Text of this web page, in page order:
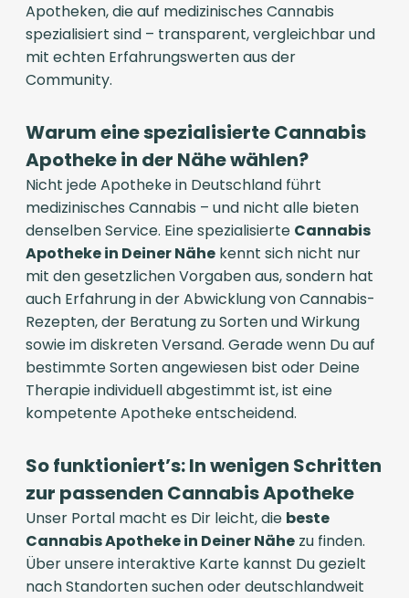
Apotheken, die auf medizinisches Cannabis
spezialisiert sind – transparent, vergleichbar und
mit echten Erfahrungswerten aus der
Community.
Warum eine spezialisierte Cannabis
Apotheke in der Nähe wählen?
Nicht jede Apotheke in Deutschland führt
medizinisches Cannabis – und nicht alle bieten
denselben Service. Eine spezialisierte Cannabis
Apotheke in Deiner Nähe kennt sich nicht nur
mit den gesetzlichen Vorgaben aus, sondern hat
auch Erfahrung in der Abwicklung von Cannabis-
Rezepten, der Beratung zu Sorten und Wirkung
sowie im diskreten Versand. Gerade wenn Du auf
bestimmte Sorten angewiesen bist oder Deine
Therapie individuell abgestimmt ist, ist eine
kompetente Apotheke entscheidend.
So funktioniert’s: In wenigen Schritten
zur passenden Cannabis Apotheke
Unser Portal macht es Dir leicht, die beste
Cannabis Apotheke in Deiner Nähe zu finden.
Über unsere interaktive Karte kannst Du gezielt
nach Standorten suchen oder deutschlandweit